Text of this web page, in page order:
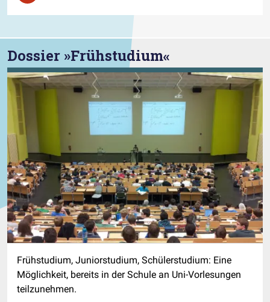
Dossier »Frühstudium«
Frühstudium, Juniorstudium, Schülerstudium: Eine
Möglichkeit, bereits in der Schule an Uni-Vorlesungen
teilzunehmen.